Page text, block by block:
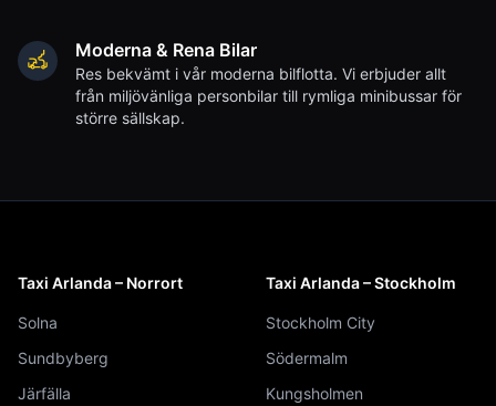
Moderna & Rena Bilar
Res bekvämt i vår moderna bilflotta. Vi erbjuder allt
från miljövänliga personbilar till rymliga minibussar för
större sällskap.
Taxi Arlanda – Norrort
Solna
Sundbyberg
Järfälla
Taxi Arlanda – Stockholm
Stockholm City
Södermalm
Kungsholmen